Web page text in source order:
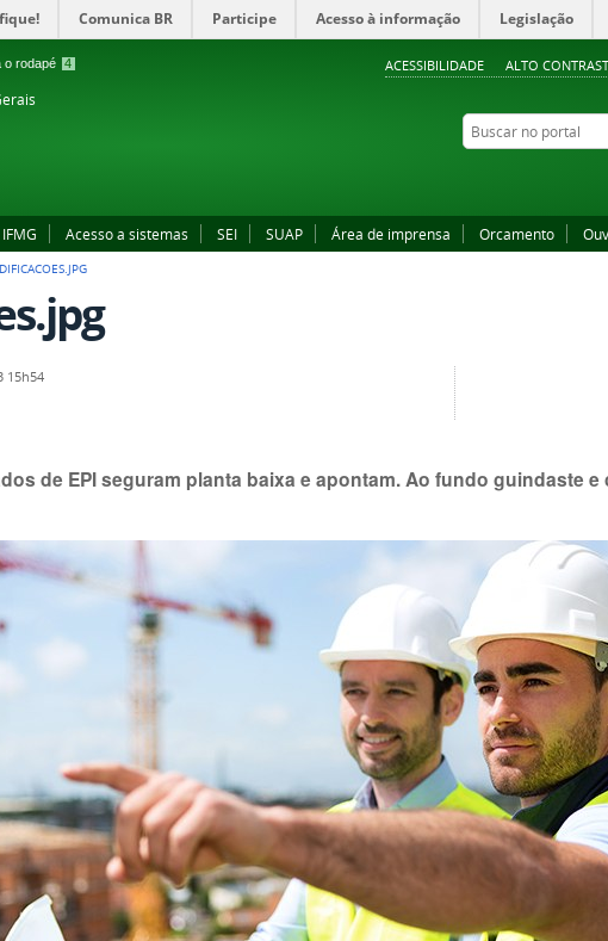
o rodapé 4 ACESSIBILIDADE ALTO
Comunica BR Participe Acesso à informação Legislação
Buscar no portal
Acesso a sistemas SEI SUAP Área de imprensa Orcamento
15h54
de EPI seguram planta baixa e apontam. Ao fundo guindaste